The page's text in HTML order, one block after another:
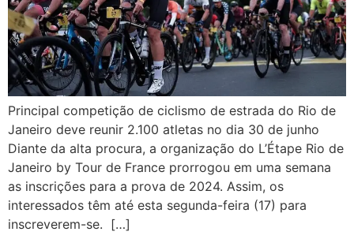
Principal competição de ciclismo de estrada do Rio de
Janeiro deve reunir 2.100 atletas no dia 30 de junho
Diante da alta procura, a organização do L’Étape Rio de
Janeiro by Tour de France prorrogou em uma semana
as inscrições para a prova de 2024. Assim, os
interessados têm até esta segunda-feira (17) para
inscreverem-se. […]